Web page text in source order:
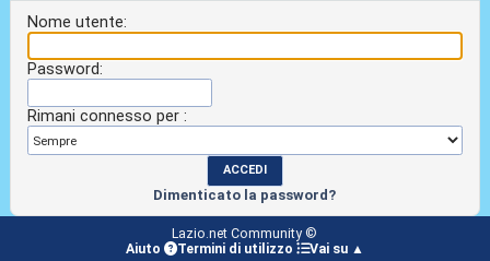
Nome utente:
Password:
Rimani connesso per :
Dimenticato la password?
Lazio.net Community ©
Aiuto
Termini di utilizzo Vai su ▲